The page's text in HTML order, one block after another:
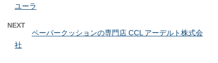
ユーラ
NEXT
ペーパークッションの専門店 CCL アーデルト株式会
社